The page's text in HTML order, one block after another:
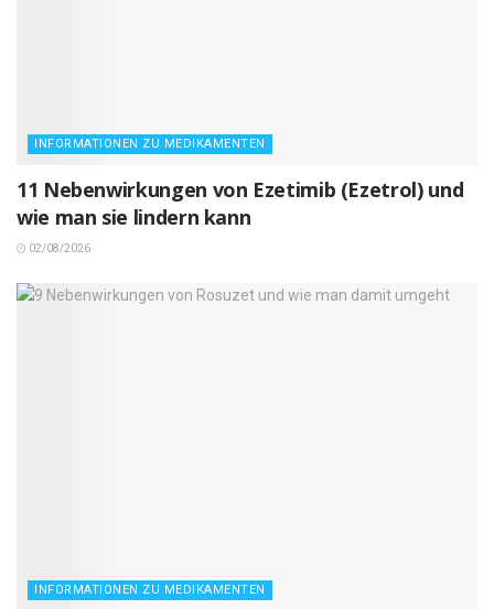
INFORMATIONEN ZU MEDIKAMENTEN
11 Nebenwirkungen von Ezetimib (Ezetrol) und
wie man sie lindern kann
02/08/2026
INFORMATIONEN ZU MEDIKAMENTEN